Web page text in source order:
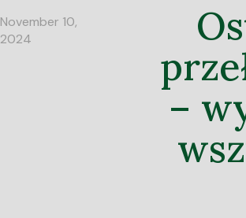
November 10,
2024
–